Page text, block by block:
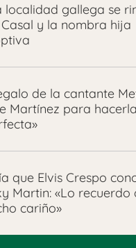
localidad gallega se
y la nombra hija
de la cantante
Martínez para hacerla
que Elvis Crespo
Martin: «Lo recuerdo
cariño»